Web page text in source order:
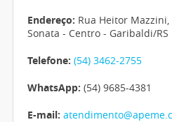
Endereço: Rua Heitor
Sonata - Centro - Garibaldi/RS
Telefone: (54) 3462-2755
WhatsApp: (54) 9685-4381
E-mail: